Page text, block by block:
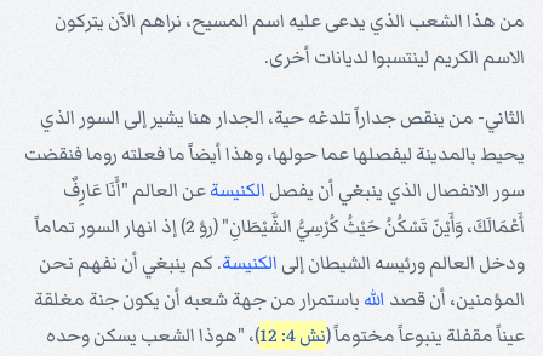
من هذا الشعب الذي يدعى عليه اسم المسيح، نراهم الآن يتركون
الاسم الكريم لينتسبوا لديانات أخرى.
الثاني- من ينقص جداراً تلدغه حية، الجدار هنا يشير إلى السور الذي
يحيط بالمدينة ليفصلها عما حولها، وهذا أيضاً ما فعلته روما فنقضت
سور الانفصال الذي ينبغي أن يفصل الكنيسةعن العالم "أَنَا عَارِفٌ
أَعْمَالَكَ، وَأَيْنَ تَسْكُنُ حَيْثُ كُرْسِيُّ الشَّيْطَانِ" (رؤ 2) إذ انهار السور تماماً
ودخل العالم ورئيسه الشيطان إلى الكنيسة. كم ينبغي أن نفهم نحن
المؤمنين، أن قصد الله باستمرار من جهة شعبه أن يكون جنة مغلقة
عيناً مقفلة ينبوعاً مختوماً (نش 4: 12
)، "هوذا الشعب يسكن وحده